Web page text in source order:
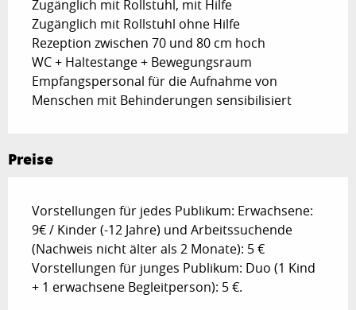
Zugänglich mit Rollstuhl, mit Hilfe
Zugänglich mit Rollstuhl ohne Hilfe
Rezeption zwischen 70 und 80 cm hoch
WC + Haltestange + Bewegungsraum
Empfangspersonal für die Aufnahme von
Menschen mit Behinderungen sensibilisiert
Preise
Vorstellungen für jedes Publikum: Erwachsene:
9€ / Kinder (-12 Jahre) und Arbeitssuchende
(Nachweis nicht älter als 2 Monate): 5 €
Vorstellungen für junges Publikum: Duo (1 Kind
+ 1 erwachsene Begleitperson): 5 €.